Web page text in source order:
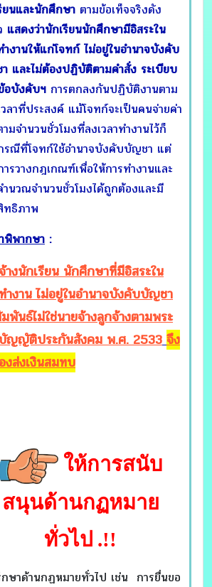
ยนและนักศึกษา ตามข้อเท็จจริงดัง
แสดงว่านักเรียนนักศึกษามีอิสระใน
ำงานให้แก่โจทก์ ไม่อยู่ในอำนาจบังคับ
และไม่ต้องปฏิบัติตามคำสั่ง ระเบียบ
อบังคับฯ การตกลงกันปฏิบัติงานตาม
วลาที่ประสงค์ แม้โจทก์จะเป็นคนจ่ายค่า
มจำนวนชั่วโมงที่ลงเวลาทำงานไว้ก็
รณีที่โจทก์ใช้อำนาจบังคับบัญชา แต่
ารวางกฎเกณฑ์เพื่อให้การทำงานและ
ำนวณจำนวนชั่วโมงได้ถูกต้องและมี
ทธิภาพ
พิพากษา :
างนักเรียน นักศึกษาที่มีอิสระใน
ำงาน ไม่อยู่ในอำนาจบังคับบัญชา
พันธ์ไม่ใช่นายจ้างลูกจ้างตามพระ
ญญัติประกันสังคม พ.ศ. 2533 จึง
งส่งเงินสมทบ
ให้การสนับ
สนุนด้านกฏหมาย
ทั่วไป .!!
ษาด้านกฏหมายทั่วไป เช่น การยื่นขอ